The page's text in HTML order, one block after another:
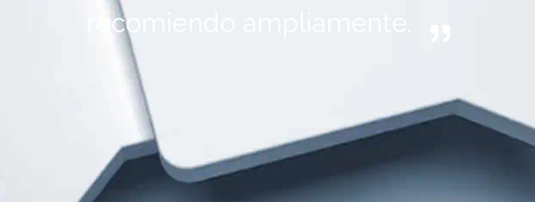
cual no arrojó datos y el diagnóstico era
cambiar casi toda la transmisión.
Afortunadamente Delgado
Transmisiones hizo un diagnóstico
basado en el análisis de datos y de la